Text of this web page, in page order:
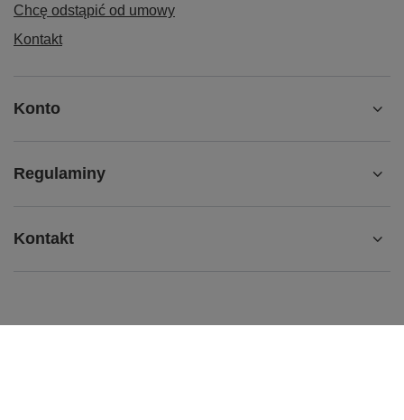
Chcę odstąpić od umowy
Kontakt
Konto
Regulaminy
Kontakt